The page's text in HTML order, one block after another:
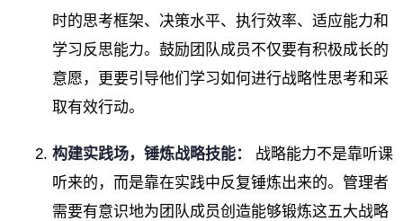
时的思考框架、决策水平、执行效率、适应能力和
学习反思能力。鼓励团队成员不仅要有积极成长的
意愿，更要引导他们学习如何进行战略性思考和采
取有效行动。
构建实践场，锤炼战略技能：
战略能力不是靠听课
听来的，而是靠在实践中反复锤炼出来的。管理者
需要有意识地为团队成员创造能够锻炼这五大战略